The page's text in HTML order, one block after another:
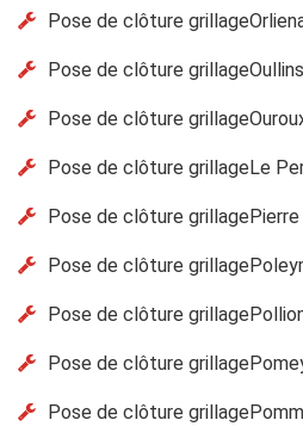
Pose de clôture
Pose de clôture grillageOullins
Pose de clôture
Pose de clôture grillageLe
Pose de clôture
Pose de clôture
Pose de clôture
Pose de clôture
Pose de clôture